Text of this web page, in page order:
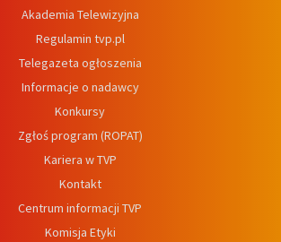
Akademia Telewizyjna
Regulamin tvp.pl
Telegazeta ogłoszenia
Informacje o nadawcy
Konkursy
Zgłoś program (ROPAT)
Kariera w TVP
Kontakt
Centrum informacji TVP
Komisja Etyki